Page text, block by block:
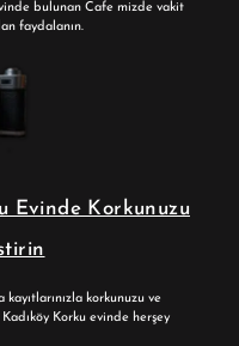
bulunan Cafe mizde vakit
faydalanın.
Evinde Korkunuzu
korkunuzu ve
Korku evinde herşey